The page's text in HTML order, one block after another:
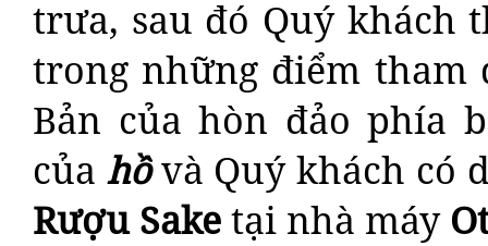
trưa, sau đó Quý khách
trong những điểm
Bản của hòn đảo phía
của hồvà Quý khách có
Rượu Saketại nhà máy